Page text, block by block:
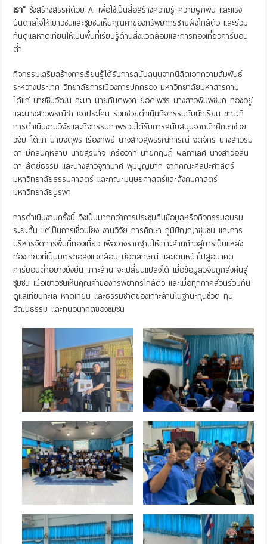
เรา” ซึ่งสร้างสรรค์ด้วย AI เพื่อใช้เป็นสื่อสร้างความรู้ ความผูกพัน และแรง
บันดาลใจให้เยาวชนและชุมชนเห็นคุณค่าของทรัพยากรชายฝั่งใกล้ตัว และร่วม
กันดูแลหาดเทียนให้เป็นพื้นที่เรียนรู้ด้านสิ่งแวดล้อมและการท่องเที่ยวคาร์บอน
ต่ำ
กิจกรรมเสริมสร้างการเรียนรู้ได้รับการสนับสนุนจากนิสิตเอกความสัมพันธ์
ระหว่างประเทศ วิทยาลัยการเมืองการปกครอง มหาวิทยาลัยมหาสารคาม
ได้แก่ นายชินวัฒน์ คะมา นายกันตพงศ์ ยอดเพชร นางสาวพิมพ์ชนก ทองอยู่
และนางสาวพรณิชา เจาประโคน ร่วมช่วยดำเนินกิจกรรมกับนักเรียน ขณะที่
การดำเนินงานวิจัยและกิจกรรมภาพรวมได้รับการสนับสนุนจากนักศึกษาช่วย
วิจัย ได้แก่ นายจตุพร เรืองทิพย์ นางสาวสุพรรณิการณ์ จิตจักร นางสาวรมิ
ดา มีกลิ่นกุหลาบ นายสุรนาจ เครือวาท นายกฤษฎิ์ ผลทาเลิศ นางสาวอลีน
ตา สัตย์ธรรม และนางสาวจุฑามาศ พุ่มบุญมาก จากคณะศิลปะศาสตร์
มหาวิทยาลัยธรรมศาสตร์ และคณะมนุษยศาสตร์และสังคมศาสตร์
มหาวิทยาลัยบูรพา
การดำเนินงานครั้งนี้ จึงเป็นมากกว่าการประชุมคืนข้อมูลหรือกิจกรรมอบรม
ระยะสั้น แต่เป็นการเชื่อมโยง งานวิจัย การศึกษา ภูมิปัญญาชุมชน และการ
บริหารจัดการพื้นที่ท่องเที่ยว เพื่อวางรากฐานให้เกาะล้านก้าวสู่การเป็นแหล่ง
ท่องเที่ยวที่เป็นมิตรต่อสิ่งแวดล้อม มีอัตลักษณ์ และเดินหน้าไปสู่อนาคต
คาร์บอนต่ำอย่างยั่งยืน เกาะล้าน จะเปลี่ยนแปลงได้ เมื่อข้อมูลวิจัยถูกส่งคืนสู่
ชุมชน เมื่อเยาวชนเห็นคุณค่าของทรัพยากรใกล้ตัว และเมื่อทุกภาคส่วนร่วมกัน
ดูแลเทียนทะเล หาดเทียน และธรรมชาติของเกาะล้านในฐานะทุนชีวิต ทุน
วัฒนธรรม และทุนอนาคตของชุมชน